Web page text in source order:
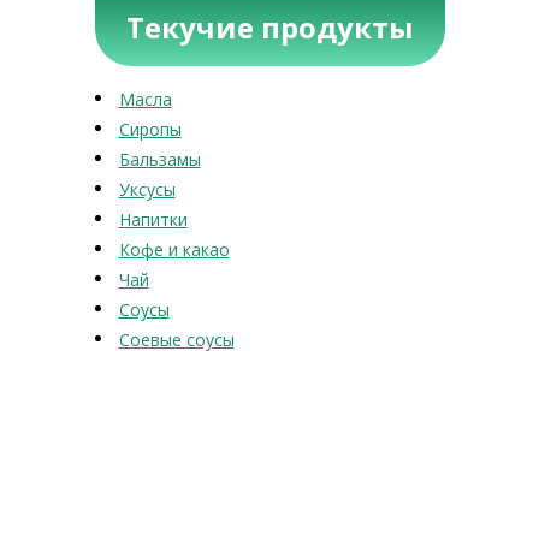
Текучие продукты
Масла
Сиропы
Бальзамы
Уксусы
Напитки
Кофе и какао
Чай
Соусы
Соевые соусы